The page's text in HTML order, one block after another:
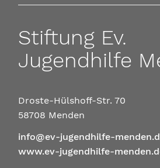
Stiftung Ev.
Jugendhilfe
Droste-Hülshoff-Str. 70
58708 Menden
info@ev-jugendhilfe-
www.ev-jugendhilfe-